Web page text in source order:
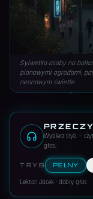
Sylwetka osoby na
pionowymi ogrodami,
neonowym świetle
Wybierz tryb —
głos.
TRYB PEŁNY
Lektor: Jacek · dobry głos